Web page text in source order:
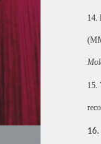
14.
15.
16.